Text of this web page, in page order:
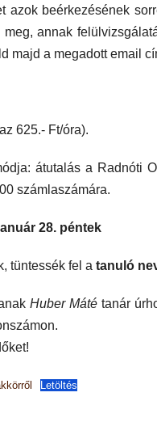
azok beérkezésének
annak
majd a megadott email
625.- Ft/óra).
átutalás a Radnóti
számlaszámára.
28. péntek
tüntessék fel a tanuló
Huber Mátétanár
Letöltés